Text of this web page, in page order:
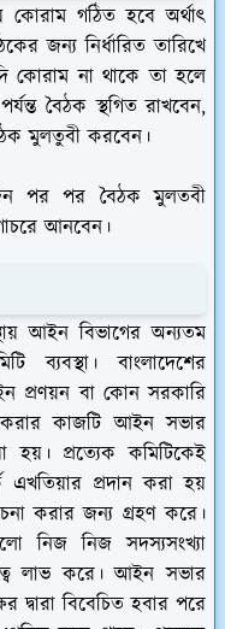
গঠিত হবে অর্থাৎ
জন্য নির্ধারিত তারিখে
কোরাম না থাকে তা হলে
বৈঠক স্থগিত রাখবেন,
মুলতুবী করবেন।
পর পর বৈঠক মুলতবী
আনবেন।
আইন বিভাগের অন্যতম
ব্যবস্থা। বাংলাদেশের
প্রণয়ন বা কোন সরকারি
করার কাজটি আইন সভার
হয়। প্রত্যেক কমিটিকেই
এখতিয়ার প্রদান করা হয়
করার জন্য গ্রহণ করে।
নিজ নিজ সদস্যসংখ্যা
লাভ করে। আইন সভার
দ্বারা বিবেচিত হবার পরে